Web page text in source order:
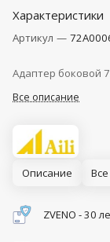
Характеристики
Артикул —
Адаптер боковой
Все описание
Описание
ZVENO - 30